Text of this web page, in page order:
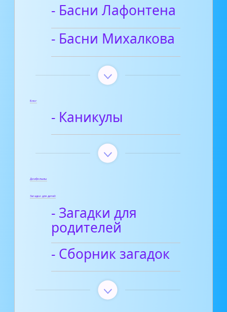
- Басни Лафонтена
- Басни Михалкова
Блог
- Каникулы
Диафильмы
Загадки для детей
- Загадки для
родителей
- Сборник загадок